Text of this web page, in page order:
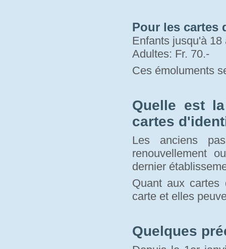
Pour les cartes
Enfants jusqu'à 18
Adultes: Fr. 70.-
Ces émoluments
Quelle est
cartes
Les anciens
renouvellement
dernier
Quant aux
carte et elles
Quelques